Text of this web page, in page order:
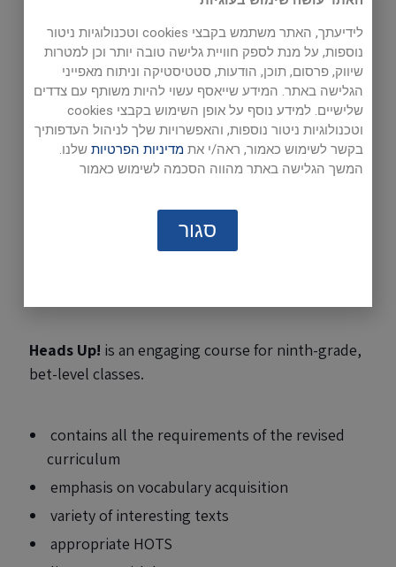
Teacher’s Guide
Audio - listening
Audio - reading
Tests
ECB whiteboard software for teachers
Digital version for students
Heads Up! is an engaging course for ninth-grade,
bet-level classes.
contains all the requirements of the revised
curriculum
emphasis on vocabulary acquisition
variety of interesting texts
appropriate HOTS
סגור
לידיעתך, האתר משתמש בקבצי cookies וטכנולוגיות ניטור
נוספות, על מנת לספק חוויית גלישה טובה יותר וכן למטרות
שיווק, פרסום, תוכן, הודעות, סטטיסטיקה וניתוח מאפייני
הגלישה באתר. המידע שייאסף עשוי להיות משותף עם צדדים
שלישיים. למידע נוסף על אופן השימוש בקבצי cookies
וטכנולוגיות ניטור נוספות, והאפשרויות שלך לניהול העדפותיך
בקשר לשימוש כאמור, ראה/י את מדיניות הפרטיותשלנו.
המשך הגלישה באתר מהווה הסכמה לשימוש כאמור